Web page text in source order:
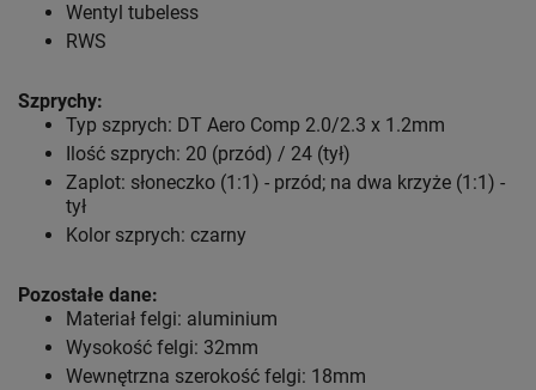
Wentyl tubeless
RWS
Szprychy:
Typ szprych: DT Aero Comp 2.0/2.3 x 1.2mm
Ilość szprych: 20 (przód) / 24 (tył)
Zaplot: słoneczko (1:1) - przód; na dwa krzyże (1:1) -
tył
Kolor szprych: czarny
Pozostałe dane:
Materiał felgi: aluminium
Wysokość felgi: 32mm
Wewnętrzna szerokość felgi: 18mm